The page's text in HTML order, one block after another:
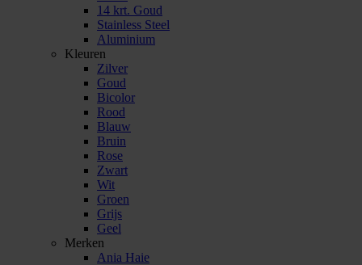
14 krt. Goud
Stainless Steel
Aluminium
Kleuren
Zilver
Goud
Bicolor
Rood
Blauw
Bruin
Rose
Zwart
Wit
Groen
Grijs
Geel
Merken
Ania Haie